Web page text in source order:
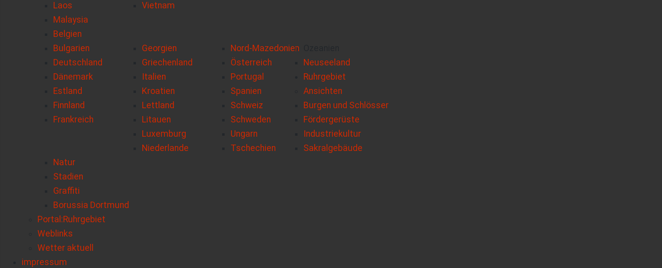
Laos
Malaysia
Vietnam
Belgien
Bulgarien
Deutschland
Dänemark
Estland
Finnland
Frankreich
Georgien
Griechenland
Italien
Kroatien
Lettland
Litauen
Luxemburg
Niederlande
Nord-Mazedonien
Österreich
Portugal
Spanien
Schweiz
Schweden
Ungarn
Tschechien
Neuseeland
Ruhrgebiet
Ansichten
Burgen und Schlösser
Fördergerüste
Industriekultur
Sakralgebäude
Natur
Stadien
Graffiti
Borussia Dortmund
Portal:Ruhrgebiet
Weblinks
Wetter aktuell
impressum